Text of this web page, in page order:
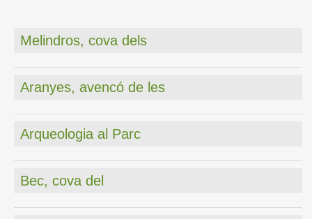
Melindros, cova dels
Aranyes, avencó de les
Arqueologia al Parc
Bec, cova del